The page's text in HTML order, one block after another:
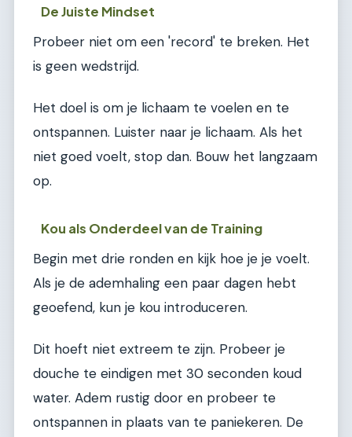
De Juiste Mindset
Probeer niet om een 'record' te breken. Het
is geen wedstrijd.
Het doel is om je lichaam te voelen en te
ontspannen. Luister naar je lichaam. Als het
niet goed voelt, stop dan. Bouw het langzaam
op.
Kou als Onderdeel van de Training
Begin met drie ronden en kijk hoe je je voelt.
Als je de ademhaling een paar dagen hebt
geoefend, kun je kou introduceren.
Dit hoeft niet extreem te zijn. Probeer je
douche te eindigen met 30 seconden koud
water. Adem rustig door en probeer te
ontspannen in plaats van te paniekeren. De